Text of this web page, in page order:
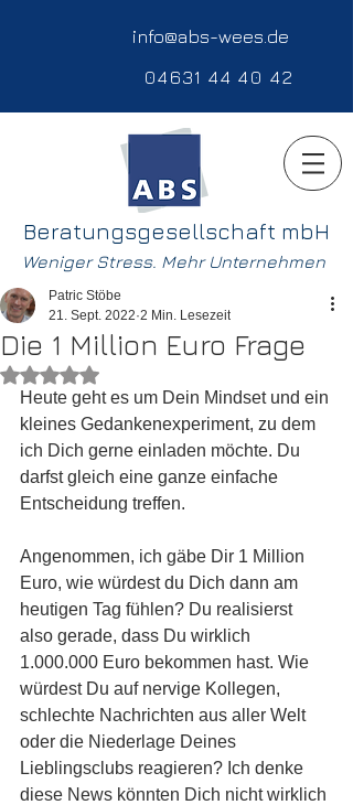
info@abs-wees.de
04631 44 40 42
Beratungsgesellschaft mbH
Weniger Stress. Mehr Unternehmen
Die 1 Million Euro Frage
Patric Stöbe
21. Sept. 2022 2 Min. Lesezeit
Mit NaN von 5 Sternen bewertet.
Heute geht es um Dein Mindset und ein
kleines Gedankenexperiment, zu dem
ich Dich gerne einladen möchte. Du
darfst gleich eine ganze einfache
Entscheidung treffen.
Angenommen, ich gäbe Dir 1 Million
Euro, wie würdest du Dich dann am
heutigen Tag fühlen? Du realisierst
also gerade, dass Du wirklich
1.000.000 Euro bekommen hast. Wie
würdest Du auf nervige Kollegen,
schlechte Nachrichten aus aller Welt
oder die Niederlage Deines
Lieblingsclubs reagieren? Ich denke
diese News könnten Dich nicht wirklich